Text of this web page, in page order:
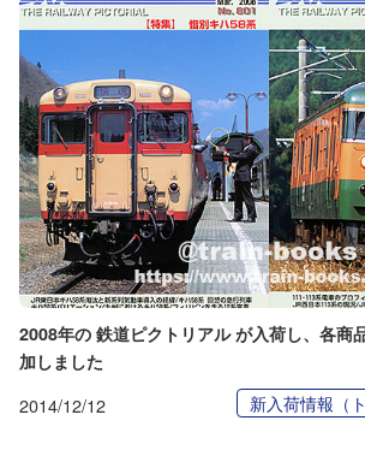
2008年の 鉄道ピクトリアル が入荷し、各商
加しました
2014/12/12 新入荷情報（